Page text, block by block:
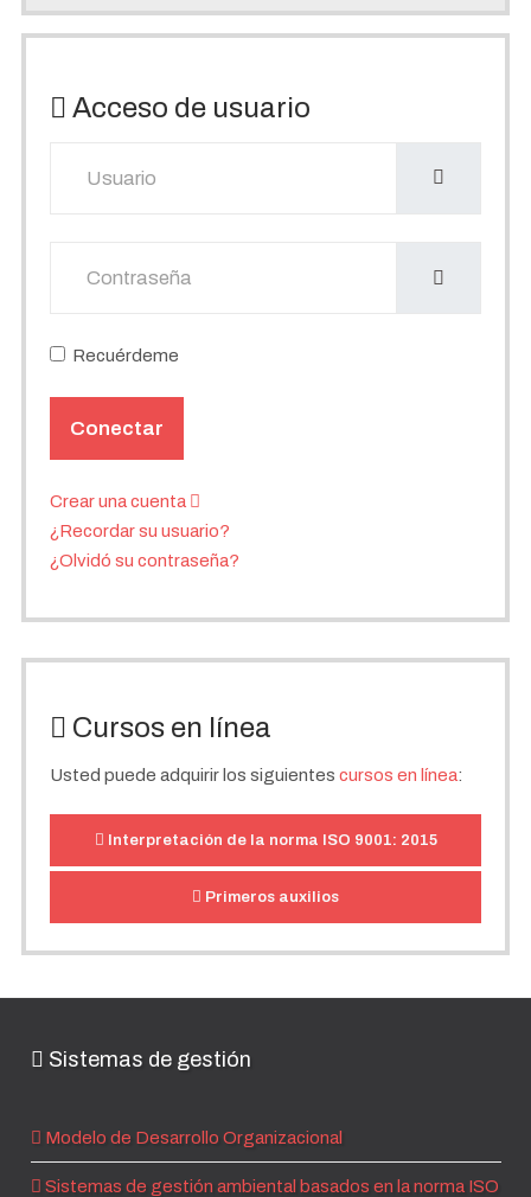
Acceso de usuario
Recuérdeme
Conectar
Crear una cuenta
¿Recordar su usuario?
¿Olvidó su contraseña?
Cursos en línea
Usted puede adquirir los siguientes cursos en línea:
Interpretación de la norma ISO 9001: 2015
Primeros auxilios
Sistemas de gestión
Modelo de Desarrollo Organizacional
Sistemas de gestión ambiental basados en la norma ISO